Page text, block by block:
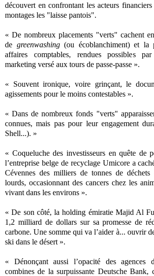
découvert en confrontant les acteurs
montages les "laisse pantois".
« De nombreux placements "verts" cachent
de greenwashing (ou écoblanchiment) et la
affaires comptables, rendues possibles par
marketing versé aux tours de passe-passe ».
« Souvent ironique, voire grinçant, le
agissements pour le moins contestables ».
« Dans de nombreux fonds "verts"
connues, mais pas pour leur engagement
Shell...). »
« Coqueluche des investisseurs en quête de
l’entreprise belge de recyclage Umicore a
Cévennes des milliers de tonnes de déchets
lourds, occasionnant des cancers chez les
vivant dans les environs ».
« De son côté, la holding émiratie Majid Al
1,2 milliard de dollars sur sa promesse de
carbone. Une somme qui va l’aider à... ouvrir
ski dans le désert ».
« Dénonçant aussi l’opacité des agences
combines de la surpuissante Deutsche Bank,